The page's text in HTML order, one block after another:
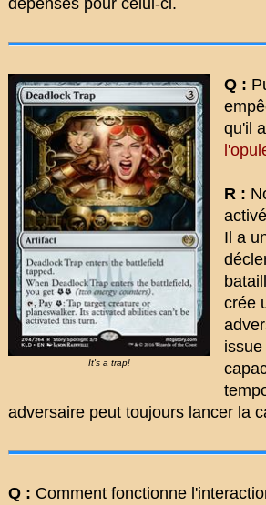
dépenses pour celui-ci.
It's a trap!
Q :
qu'il
R :
Il a
crée
adversaire peut toujours lancer la
Q : Comment fonctionne